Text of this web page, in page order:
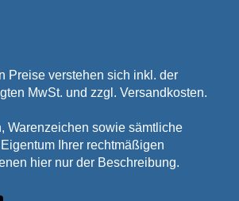
Preise verstehen sich inkl. der
MwSt. und zzgl. Versandkosten.
Warenzeichen sowie sämtliche
Ihrer rechtmäßigen
hier nur der Beschreibung.